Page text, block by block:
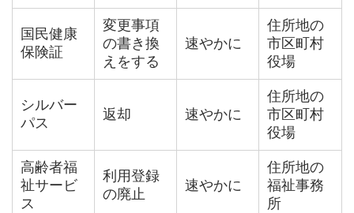
国民健康
保険証
変更事項
の書き換
えをする
速やかに
住所地の
市区町村
役場
シルバー
パス
返却 速やかに
住所地の
市区町村
役場
高齢者福
祉サービ
ス
利用登録
の廃止
速やかに
住所地の
福祉事務
所